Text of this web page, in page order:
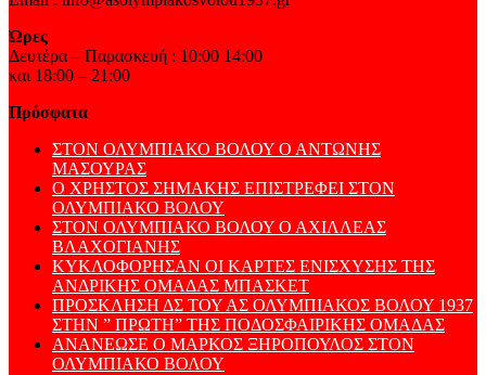
Ώρες
Δευτέρα – Παρασκευή : 10:00 14:00
και 18:00 – 21:00
Πρόσφατα
ΣΤΟΝ ΟΛΥΜΠΙΑΚΟ ΒΟΛΟΥ Ο ΑΝΤΩΝΗΣ
ΜΑΣΟΥΡΑΣ
Ο ΧΡΗΣΤΟΣ ΣΗΜΑΚΗΣ ΕΠΙΣΤΡΕΦΕΙ ΣΤΟΝ
ΟΛΥΜΠΙΑΚΟ ΒΟΛΟΥ
ΣΤΟΝ ΟΛΥΜΠΙΑΚΟ ΒΟΛΟΥ Ο ΑΧΙΛΛΕΑΣ
ΒΛΑΧΟΓΙΑΝΗΣ
ΚΥΚΛΟΦΟΡΗΣΑΝ ΟΙ ΚΑΡΤΕΣ ΕΝΙΣΧΥΣΗΣ ΤΗΣ
ΑΝΔΡΙΚΗΣ ΟΜΑΔΑΣ ΜΠΑΣΚΕΤ
ΠΡΟΣΚΛΗΣΗ ΔΣ ΤΟΥ ΑΣ ΟΛΥΜΠΙΑΚΟΣ ΒΟΛΟΥ 1937
ΣΤΗΝ ” ΠΡΩΤΗ” ΤΗΣ ΠΟΔΟΣΦΑΙΡΙΚΗΣ ΟΜΑΔΑΣ
ΑΝΑΝΕΩΣΕ Ο ΜΑΡΚΟΣ ΞΗΡΟΠΟΥΛΟΣ ΣΤΟΝ
ΟΛΥΜΠΙΑΚΟ ΒΟΛΟΥ